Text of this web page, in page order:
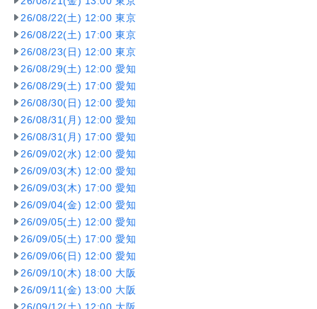
26/08/22(土) 12:00 東京
26/08/22(土) 17:00 東京
26/08/23(日) 12:00 東京
26/08/29(土) 12:00 愛知
26/08/29(土) 17:00 愛知
26/08/30(日) 12:00 愛知
26/08/31(月) 12:00 愛知
26/08/31(月) 17:00 愛知
26/09/02(水) 12:00 愛知
26/09/03(木) 12:00 愛知
26/09/03(木) 17:00 愛知
26/09/04(金) 12:00 愛知
26/09/05(土) 12:00 愛知
26/09/05(土) 17:00 愛知
26/09/06(日) 12:00 愛知
26/09/10(木) 18:00 大阪
26/09/11(金) 13:00 大阪